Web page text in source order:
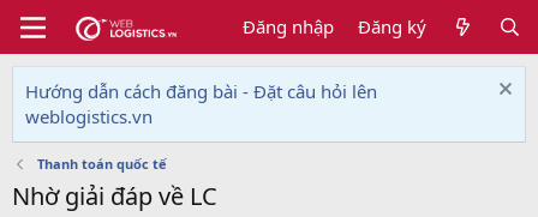
Đăng nhập Đăng ký
Hướng dẫn cách đăng bài - Đặt câu hỏi lên
weblogistics.vn
Thanh toán quốc tế
Nhờ giải đáp về LC